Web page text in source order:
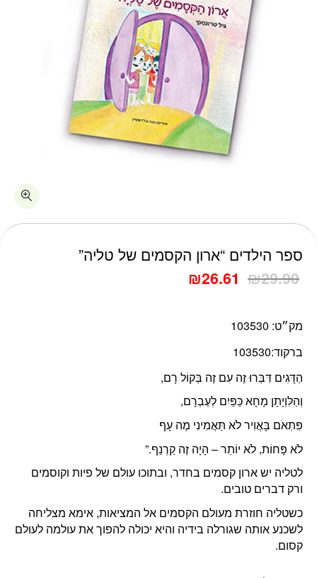
ספר הילדים “ארון הקסמים של טליה”
₪29.90
₪26.61
הַדָּגִים דִּבְּרוּ זֶה עִם זֶה בְּקוֹל רָם,
וְהַלִּוְיָתָן מָחָא כַּפַּיִם לְעֶבְרָם,
פִּתְאֹם בָּאֲוִיר לֹא תַּאֲמִינִי מֶה עָף
לֹא פָּחוֹת, לֹא יוֹתֵר – הָיָה זֶה קַרְנַף.”
לטליה יש ארון קסמים בחדר, ובתוכו עולם של פיות וקוסמים
ורק דברים טובים.
כשטליה חוזרת מעולם הקסמים אל המציאות, אימא מצליחה
לשכנע אותה שגורלה בידיה והיא יכולה להפוך את עולמה לעולם
קסום.
מק״ט: 103530
ברקוד:103530
כמות ספר הילדים "ארון הקסמים של טליה"